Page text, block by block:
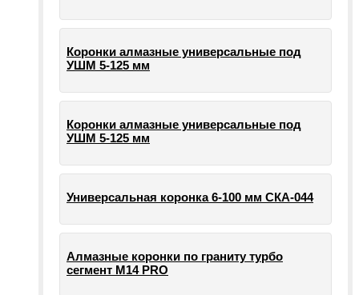
Коронки алмазные универсальные под
УШМ 5-125 мм
Коронки алмазные универсальные под
УШМ 5-125 мм
Универсальная коронка 6-100 мм СКА-044
Алмазные коронки по граниту турбо
сегмент М14 PRO